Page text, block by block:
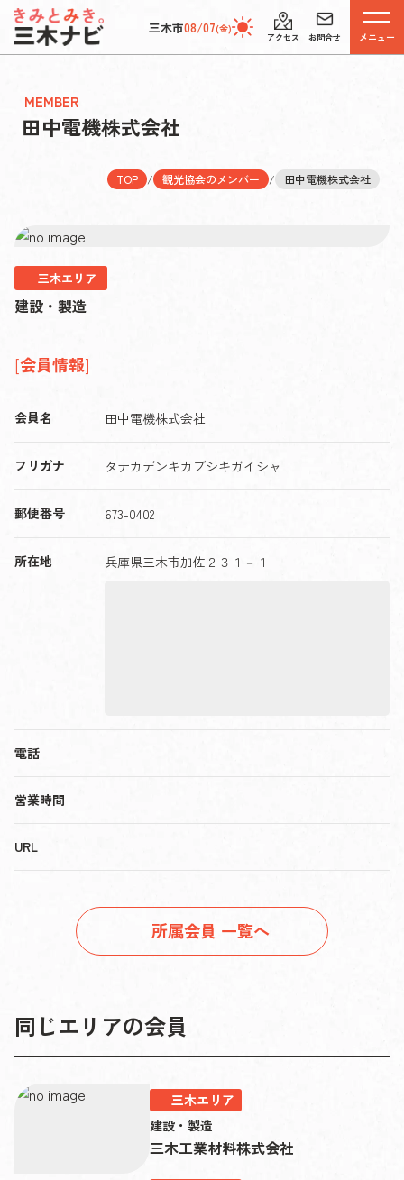
三木市08/07(金)
アクセス お問合せ メニュー
MEMBER
田中電機株式会社
TOP / 観光協会のメンバー / 田中電機株式会社
三木エリア
建設・製造
会員情報
会員名 田中電機株式会社
フリガナ タナカデンキカブシキガイシャ
郵便番号 673-0402
所在地 兵庫県三木市加佐２３１－１
電話
営業時間
URL
所属会員 一覧へ
同じエリアの会員
三木エリア
建設・製造
三木工業材料株式会社